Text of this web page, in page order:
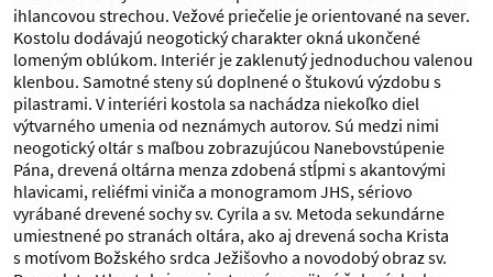
ihlancovou strechou. Vežové priečelie je orientované na sever.
Kostolu dodávajú neogotický charakter okná ukončené
lomeným oblúkom. Interiér je zaklenutý jednoduchou valenou
klenbou. Samotné steny sú doplnené o štukovú výzdobu s
pilastrami. V interiéri kostola sa nachádza niekoľko diel
výtvarného umenia od neznámych autorov. Sú medzi nimi
neogotický oltár s maľbou zobrazujúcou Nanebovstúpenie
Pána, drevená oltárna menza zdobená stĺpmi s akantovými
hlavicami, reliéfmi viniča a monogramom JHS, sériovo
vyrábané drevené sochy sv. Cyrila a sv. Metoda sekundárne
umiestnené po stranách oltára, ako aj drevená socha Krista
s motívom Božského srdca Ježišovho a novodobý obraz sv.